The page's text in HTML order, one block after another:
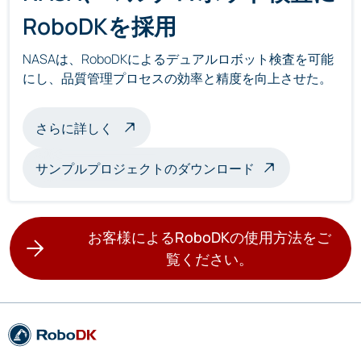
RoboDKを採用
NASAは、RoboDKによるデュアルロボット検査を可能
にし、品質管理プロセスの効率と精度を向上させた。
さらに詳しく マルチロボット検査について
サンプルプロジェクトのダウンロード
お客様によるRoboDKの使用方法をご
覧ください。